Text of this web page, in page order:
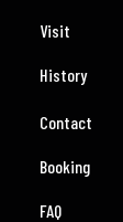
Visit
History
Contact
Booking
FAQ